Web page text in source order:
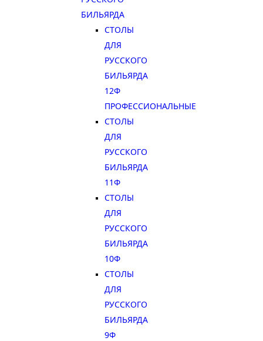
БИЛЬЯРДА
СТОЛЫ
ДЛЯ
РУССКОГО
БИЛЬЯРДА
12Ф
ПРОФЕССИОНАЛЬНЫЕ
СТОЛЫ
ДЛЯ
РУССКОГО
БИЛЬЯРДА
11Ф
СТОЛЫ
ДЛЯ
РУССКОГО
БИЛЬЯРДА
10Ф
СТОЛЫ
ДЛЯ
РУССКОГО
БИЛЬЯРДА
9Ф